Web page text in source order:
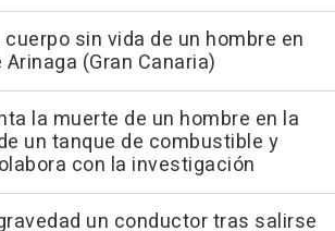
sin vida de un hombre en
(Gran Canaria)
la muerte de un hombre en la
un tanque de combustible y
con la investigación
un conductor tras salirse